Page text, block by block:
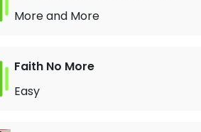
More and More
Faith No More
Easy